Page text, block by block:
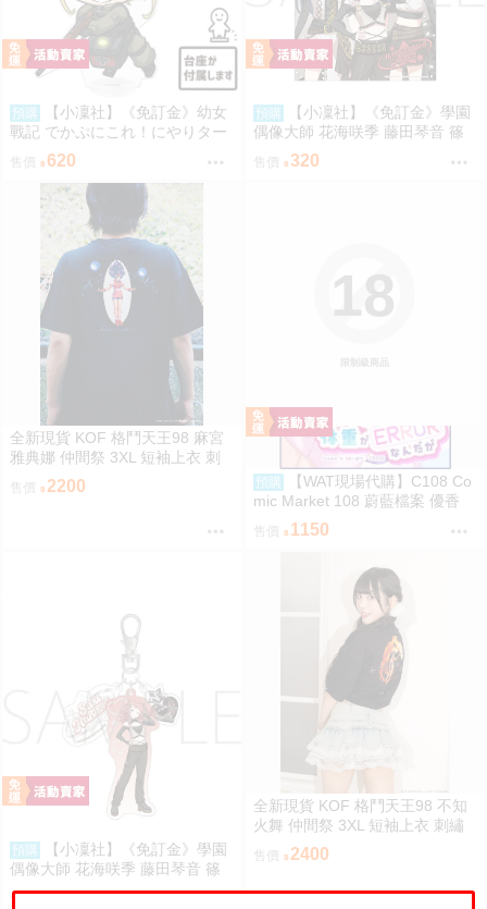
預購
【小凜社】《免訂金》幼女
戰記 でかぷにこれ！にやりター
ニャ 譚雅 壓克力立牌
售價 620
預購
【小凜社】《免訂金》學園
偶像大師 花海咲季 藤田琴音 篠
澤廣 ECLIPSE LIGHT A3海報
售價 320
全新現貨 KOF 格鬥天王98 麻宮
雅典娜 仲間祭 3XL 短袖上衣 刺
繡 限定聯名
售價 2200
限制級商品
18
預購
【WAT現場代購】C108 Co
mic Market 108 蔚藍檔案 優香
ユウカの体重がERRORなんだが
售價 1150
預購
【小凜社】《免訂金》學園
偶像大師 花海咲季 藤田琴音 篠
澤廣 ECLIPSE LIGHT 吊飾 桌上
485
全新現貨 KOF 格鬥天王98 不知
火舞 仲間祭 3XL 短袖上衣 刺繡
限定聯名
售價 2400